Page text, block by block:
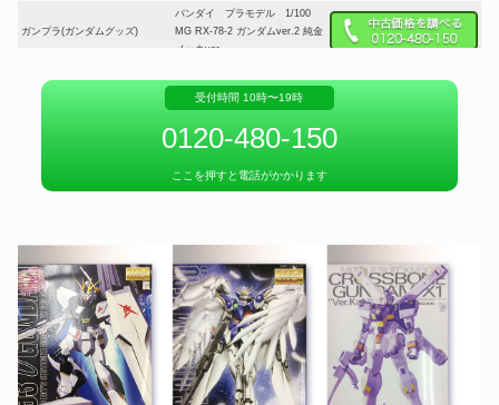
ガンプラ(ガンダムグッズ)
バンダイ プラモデル 1/100
MG RX-78-2 ガンダムver.2 純金
メッキver.
ガンプラ(ガンダムグッズ)
＜SIDE MS＞ AMX-015 ゲーマ
ルク 「機動戦士ガンダムZZ」
バンダイ フィギュア ROBOT魂
＜SIDE MS＞ ナイチンゲール
～CHAR’s SPECIAL COLOR～
集 INTO THE SKY 初版
ガンプラ(ガンダムグッズ)
ガン消し 阿修羅頑駄無 青
色 SDガンダム BB戦士
ガンプラ(ガンダムグッズ)
機動戦士ガンダム ジオング 山勝
デカ消しシリーズ
ガンプラ(ガンダムグッズ)
バンダイナムコエンターテイン
メント SDガンダム バトルアラ
イアンス
受付時間 10時〜19時
0120-480-150
ここを押すと電話がかかります